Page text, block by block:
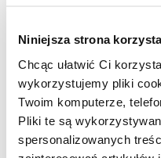
Niniejsza strona
Chcąc ułatwić Ci
wykorzystujemy pliki
Twoim komputerze,
Pliki te są
spersonalizowanych
programu trwają, jednak
wyczerpuje potrzeb,
skutków ETS2.
EMILIA DEREWIENKO
- AUTOR ARTYKUŁU - PROFIL
28.07.2025, 05:45